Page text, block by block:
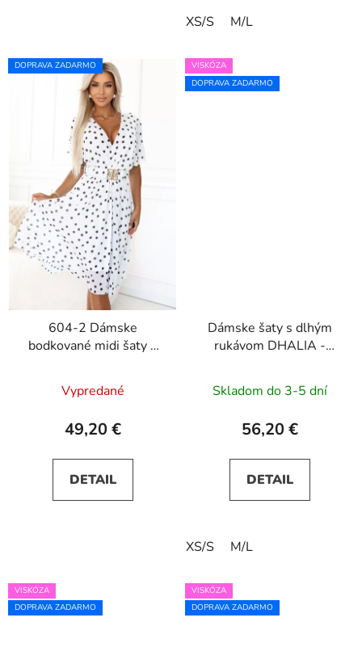
XS/S M/L
DOPRAVA ZADARMO
604-2 Dámske
bodkované midi šaty s
opaskom - biele
Vypredané
49,20 €
DETAIL
VISKÓZA
DOPRAVA ZADARMO
Dámske šaty s dlhým
rukávom DHALIA -
Skladom do 3-5 dní
56,20 €
DETAIL
XS/S M/L
VISKÓZA
DOPRAVA ZADARMO
VISKÓZA
DOPRAVA ZADARMO